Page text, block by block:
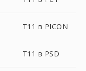
T11 в PICON
T11 в PSD